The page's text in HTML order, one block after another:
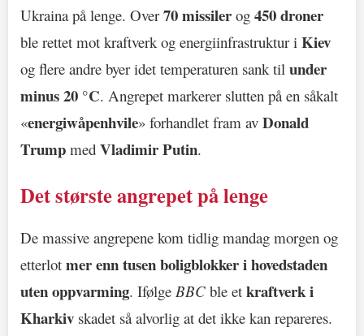
Ukraina på lenge. Over70 missiler og 450 droner
ble rettet mot kraftverk og energiinfrastruktur i Kiev
og flere andre byer idet temperaturen sank til under
minus 20 °C. Angrepet markerer slutten på en såkalt
«energiwåpenhvile» forhandlet fram av Donald
Trump med Vladimir Putin.
Det største angrepet på lenge
De massive angrepene kom tidlig mandag morgen og
etterlot mer enn tusen boligblokker i hovedstaden
uten oppvarming. Ifølge BBC ble et kraftverk i
Kharkiv skadet så alvorlig at det ikke kan repareres.